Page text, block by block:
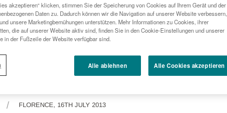
FLORENCE, 16TH JULY 2013
akzeptieren“ klicken, stimmen Sie der Speicherung von Cookies auf Ihrem Gerät und der
Daten zu. Dadurch können wir die Navigation auf unserer Website verbessern,
unsere Marketingbemühungen unterstützen. Mehr Informationen zu Cookies, ihrer
die auf unserer Website aktiv sind, finden Sie in den Cookie-Einstellungen und unserer
in der Fußzeile der Website verfügbar sind.
Alle ablehnen Alle Cookies akzeptieren